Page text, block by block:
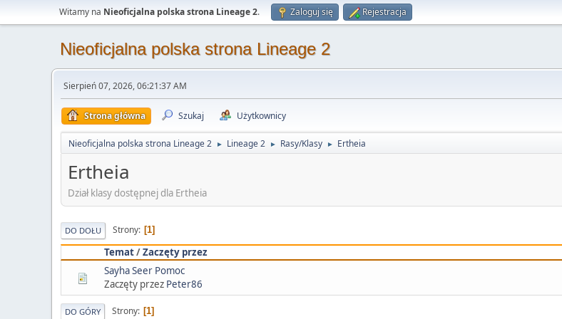
Witamy na Nieoficjalna polska strona Lineage 2. Zaloguj się Rejestracja
Nieoficjalna polska strona Lineage 2
Sierpień 07, 2026, 06:21:37 AM
Strona główna Szukaj Użytkownicy
Nieoficjalna polska strona Lineage 2 ► Lineage 2 ► Rasy/Klasy ► Ertheia
Ertheia
Dział klasy dostępnej dla Ertheia
DO DOŁU Strony 1
Temat/Zaczęty przez
Sayha Seer Pomoc
Zaczęty przez Peter86
DO GÓRY Strony 1